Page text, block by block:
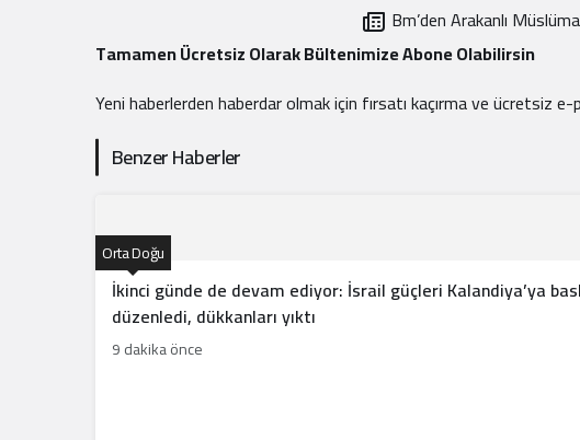
Bm’den Arakanlı
Tamamen Ücretsiz Olarak Bültenimize Abone Olabilirsin
Yeni haberlerden haberdar olmak için fırsatı kaçırma ve ücretsiz
Benzer Haberler
İkinci günde de devam ediyor: İsrail güçleri Kalandiya’ya
düzenledi, dükkanları yıktı
Orta Doğu
9 dakika önce